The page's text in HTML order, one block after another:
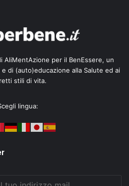
AliMentAzione per il BenEssere, un
di (auto)educazione alla Salute ed ai
stili di vita.
lingua: